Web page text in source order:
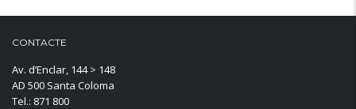
CONTACTE
Av. d’Enclar, 144 > 148
AD 500 Santa Coloma
Tel.: 871 800